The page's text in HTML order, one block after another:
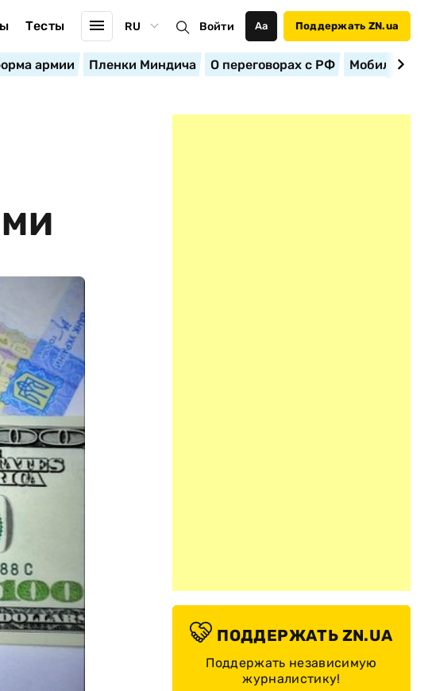
Тесты RU Войти Аа Поддержать ZN.ua
армии Пленки Миндича О переговорах с РФ
ПОДДЕРЖАТЬ ZN.UA
Поддержать независимую
журналистику!